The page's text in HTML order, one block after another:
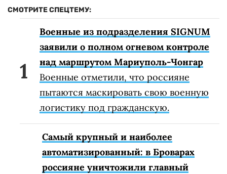
СМОТРИТЕ СПЕЦТЕМУ:
Военные из подразделения SIGNUM
заявили о полном огневом контроле
над маршрутом Мариуполь-Чонгар
Военные отметили, что россияне
пытаются маскировать свою военную
логистику под гражданскую.
Самый крупный и наиболее
автоматизированный: в Броварах
россияне уничтожили главный